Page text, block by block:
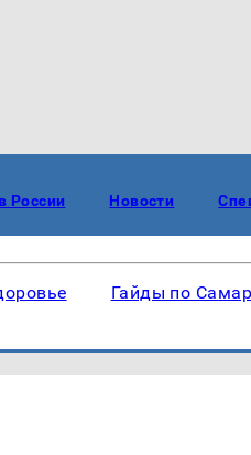
России Новости
Гайды по